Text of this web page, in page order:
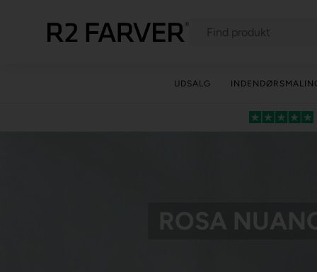
UDSALG
ROSA